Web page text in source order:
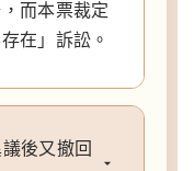
而本票裁定
在」訴訟。
後又撤回